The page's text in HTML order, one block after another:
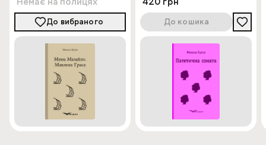
До вибраного До кошика